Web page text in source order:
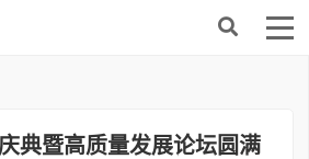
典暨高质量发展论坛圆满